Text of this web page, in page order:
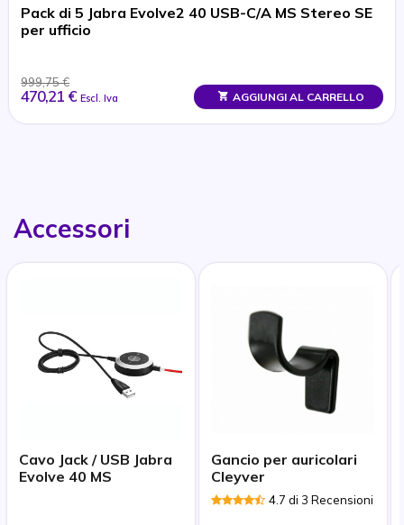
Pack di 5 Jabra Evolve2 40 USB-C/A MS Stereo SE
per ufficio
999,75 €
470,21 € Escl. Iva AGGIUNGI AL CARRELLO
Accessori
Cavo Jack / USB Jabra
Evolve 40 MS
Gancio per auricolari
Cleyver
4.7 di 3 Recensioni